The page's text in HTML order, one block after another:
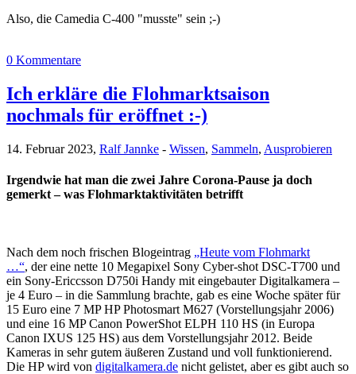
Also, die Camedia C-400 "musste" sein ;-)
0 Kommentare
Ich erkläre die Flohmarktsaison
nochmals für eröffnet :-)
14. Februar 2023, Ralf Jannke - Wissen, Sammeln, Ausprobieren
Irgendwie hat man die zwei Jahre Corona-Pause ja doch
gemerkt – was Flohmarktaktivitäten betrifft
Nach dem noch frischen Blogeintrag „Heute vom Flohmarkt
…“, der eine nette 10 Megapixel Sony Cyber-shot DSC-T700 und
ein Sony-Ericcsson D750i Handy mit eingebauter Digitalkamera –
je 4 Euro – in die Sammlung brachte, gab es eine Woche später für
15 Euro eine 7 MP HP Photosmart M627 (Vorstellungsjahr 2006)
und eine 16 MP Canon PowerShot ELPH 110 HS (in Europa
Canon IXUS 125 HS) aus dem Vorstellungsjahr 2012. Beide
Kameras in sehr gutem äußeren Zustand und voll funktionierend.
Die HP wird von digitalkamera.de nicht gelistet, aber es gibt auch so